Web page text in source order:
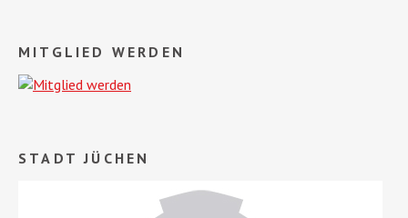
MITGLIED WERDEN
STADT JÜCHEN